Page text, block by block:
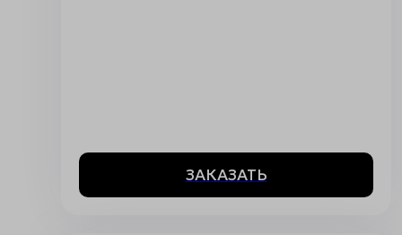
ЗАКАЗАТЬ